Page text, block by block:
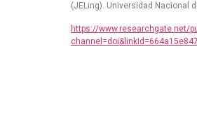
(JELing). Universidad Nacional
https://www.researchgate.net/